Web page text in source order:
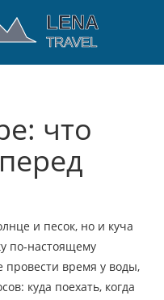
что
и песок, но и куча
по‑настоящему
провести время у воды,
куда поехать, когда